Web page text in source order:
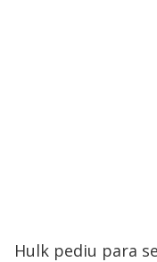
Hulk pediu para